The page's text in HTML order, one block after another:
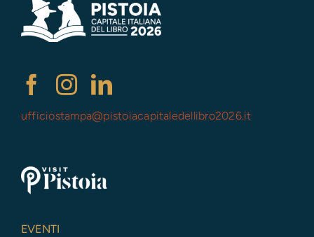
ufficiostampa@pistoiacapitaledellibro2026.it
EVENTI